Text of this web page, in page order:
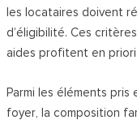
les locataires doivent
d’éligibilité. Ces
aides profitent en
Parmi les éléments
foyer, la composition